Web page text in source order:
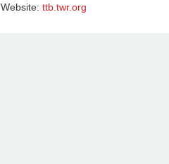
Website:ttb.twr.org